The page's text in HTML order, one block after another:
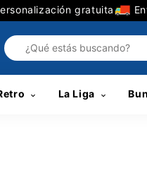
gratuita
La Liga